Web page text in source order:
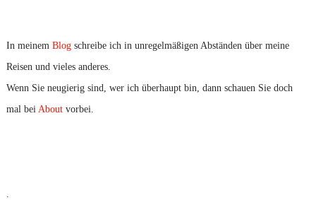
In meinem Blog schreibe ich in unregelmäßigen Abständen über meine
Reisen und vieles anderes.
Wenn Sie neugierig sind, wer ich überhaupt bin, dann schauen Sie doch
mal bei About vorbei.
.